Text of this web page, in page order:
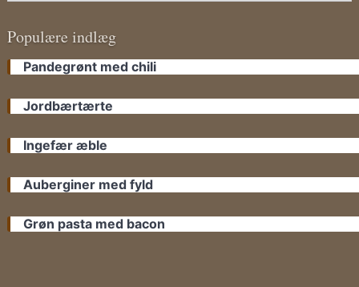
Populære indlæg
Pandegrønt med chili
Jordbærtærte
Ingefær æble
Auberginer med fyld
Grøn pasta med bacon